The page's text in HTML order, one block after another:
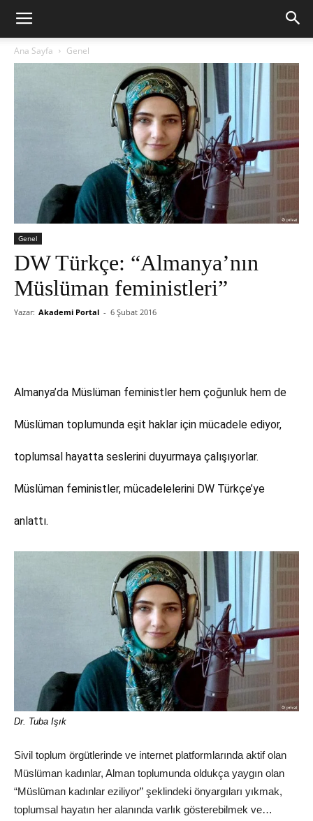
Ana Sayfa Genel
Genel
DW Türkçe: “Almanya’nın
Müslüman feministleri”
Yazar: Akademi Portal - 6 Şubat 2016
Almanya’da Müslüman feministler hem çoğunluk hem de
Müslüman toplumunda eşit haklar için mücadele ediyor,
toplumsal hayatta seslerini duyurmaya çalışıyorlar.
Müslüman feministler, mücadelelerini DW Türkçe’ye
anlattı.
Dr. Tuba Işık
Sivil toplum örgütlerinde ve internet platformlarında aktif olan
Müslüman kadınlar, Alman toplumunda oldukça yaygın olan
“Müslüman kadınlar eziliyor” şeklindeki önyargıları yıkmak,
toplumsal hayatın her alanında varlık gösterebilmek ve…